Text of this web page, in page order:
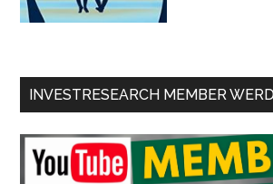
INVESTRESEARCH MEMBER